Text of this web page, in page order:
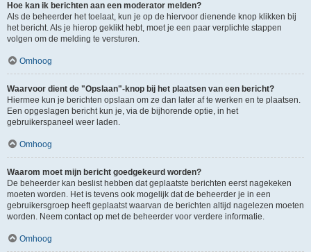
Hoe kan ik berichten aan een moderator melden?
Als de beheerder het toelaat, kun je op de hiervoor dienende knop klikken bij
het bericht. Als je hierop geklikt hebt, moet je een paar verplichte stappen
volgen om de melding te versturen.
Omhoog
Waarvoor dient de "Opslaan"-knop bij het plaatsen van een bericht?
Hiermee kun je berichten opslaan om ze dan later af te werken en te plaatsen.
Een opgeslagen bericht kun je, via de bijhorende optie, in het
gebruikerspaneel weer laden.
Omhoog
Waarom moet mijn bericht goedgekeurd worden?
De beheerder kan beslist hebben dat geplaatste berichten eerst nagekeken
moeten worden. Het is tevens ook mogelijk dat de beheerder je in een
gebruikersgroep heeft geplaatst waarvan de berichten altijd nagelezen moeten
worden. Neem contact op met de beheerder voor verdere informatie.
Omhoog